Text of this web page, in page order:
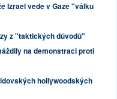
Izrael vede v Gaze "válku
z "taktických důvodů"
na demonstraci proti
hollywoodských